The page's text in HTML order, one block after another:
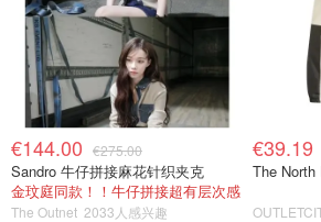
€144.00 €275.00
Sandro 牛仔拼接麻花针织夹克
金玟庭同款！！牛仔拼接超有层次感
The Outnet 2033人感兴趣
€39.19
The North